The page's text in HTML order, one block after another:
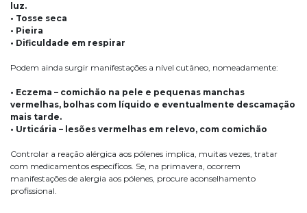
luz.
• Tosse seca
• Pieira
• Dificuldade em respirar
Podem ainda surgir manifestações a nível cutâneo, nomeadamente:
• Eczema – comichão na pele e pequenas manchas
vermelhas, bolhas com líquido e eventualmente descamação
mais tarde.
• Urticária – lesões vermelhas em relevo, com comichão
Controlar a reação alérgica aos pólenes implica, muitas vezes, tratar
com medicamentos específicos. Se, na primavera, ocorrem
manifestações de alergia aos pólenes, procure aconselhamento
profissional.